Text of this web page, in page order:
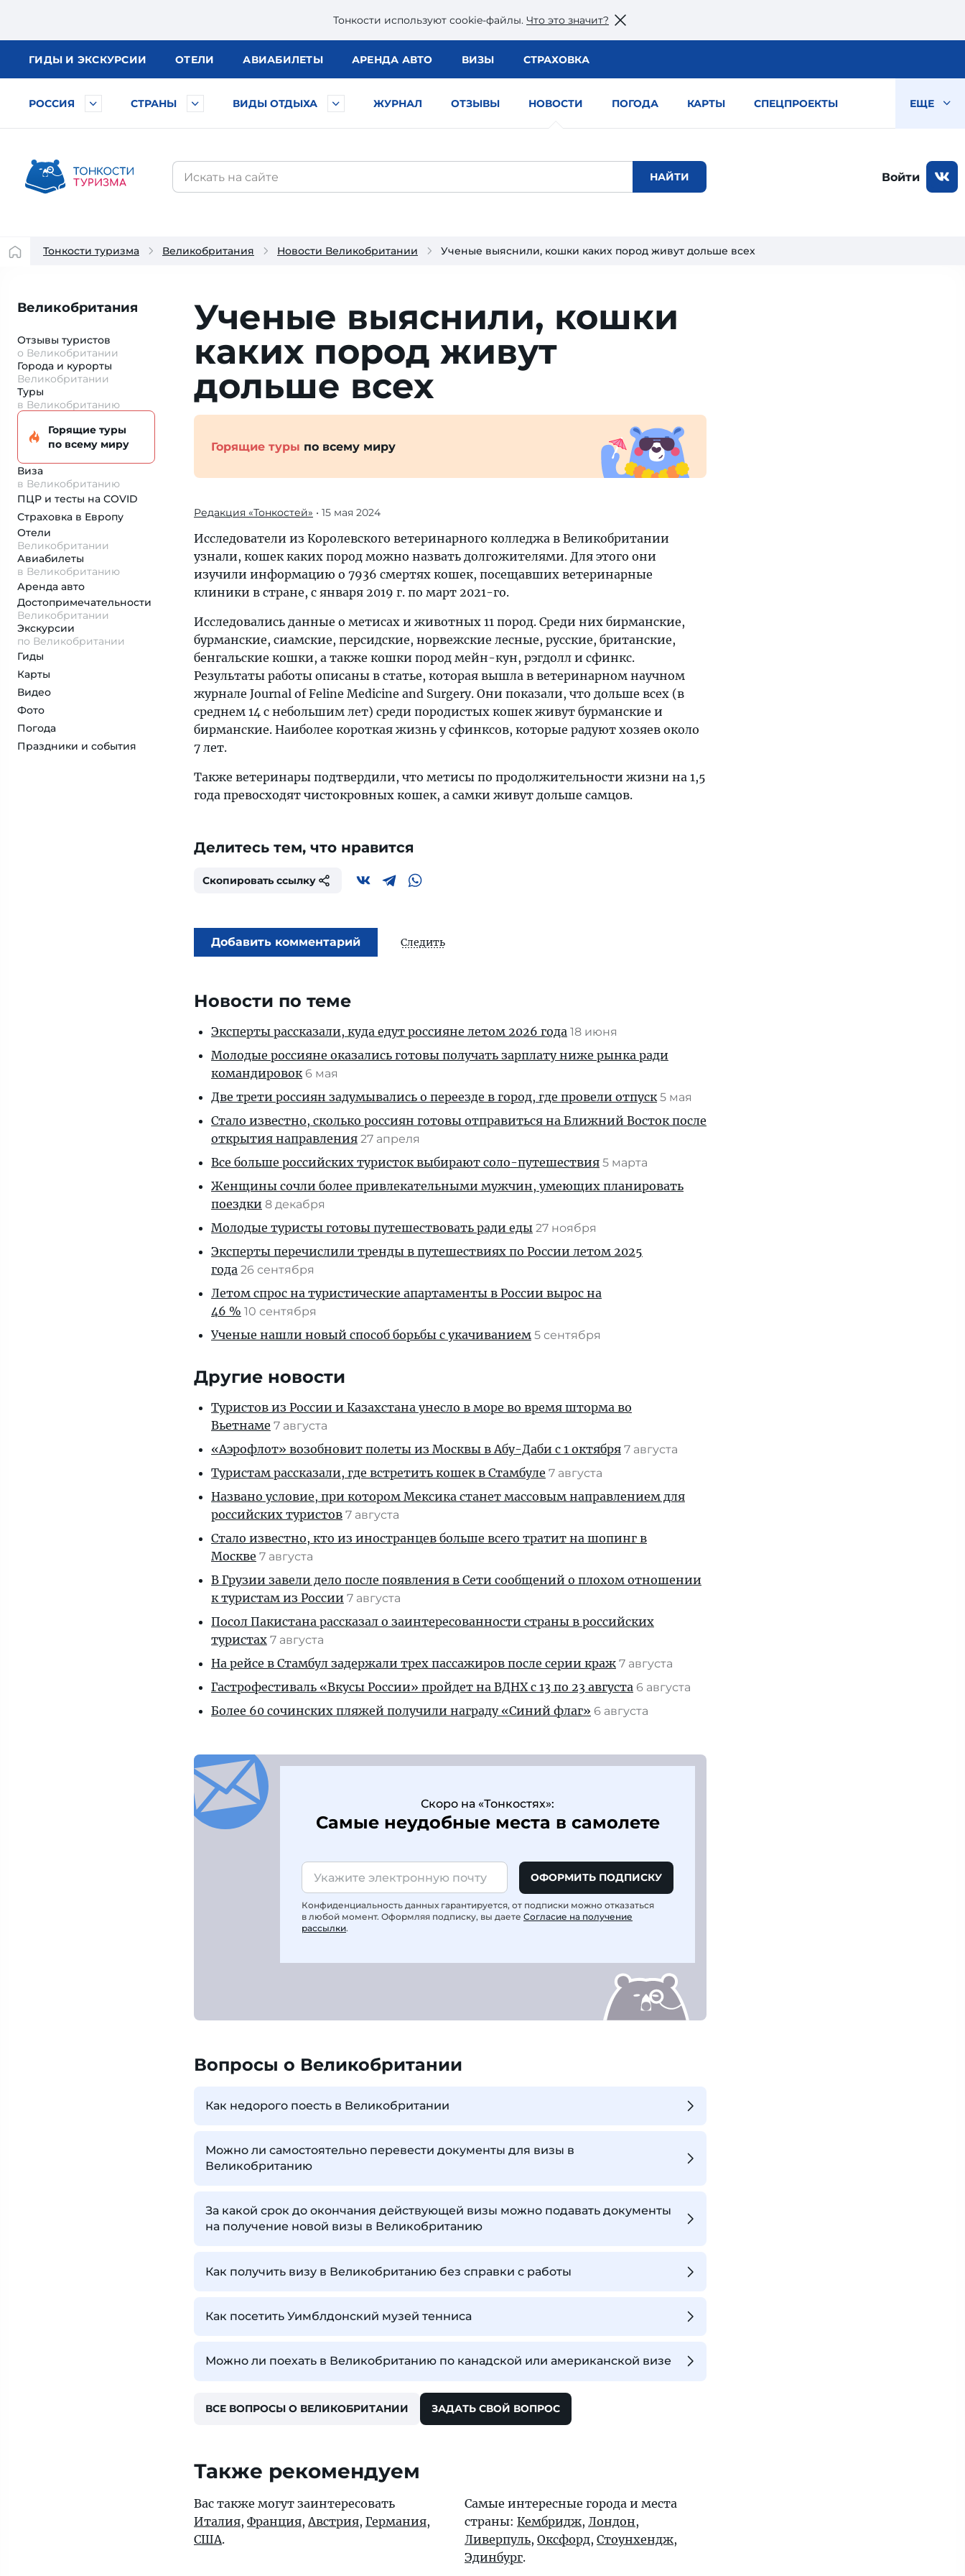
Тонкости используют сookie-файлы. Что это значит?
ГИДЫ И ЭКСКУРСИИ ОТЕЛИ АВИАБИЛЕТЫ АРЕНДА АВТО ВИЗЫ СТРАХОВКА
РОССИЯ СТРАНЫ ВИДЫ ОТДЫХА ЖУРНАЛ ОТЗЫВЫ НОВОСТИ ПОГОДА КАРТЫ СПЕЦПРОЕКТЫ ЕЩЕ
Войти
Тонкости туризма Великобритания Новости Великобритании Ученые выяснили, кошки каких пород живут дольше всех
Великобритания
Отзывы туристов
о Великобритании
Города и курорты
Великобритании
Туры
в Великобританию
Горящие туры
по всему миру
Виза
в Великобританию
ПЦР и тесты на COVID
Страховка в Европу
Отели
Великобритании
Авиабилеты
в Великобританию
Аренда авто
Достопримеча­тельности
Великобритании
Экскурсии
по Великобритании
Гиды
Карты
Видео
Фото
Погода
Праздники и события
Ученые выяснили, кошки
каких пород живут
дольше всех
Горящие туры по всему миру
Редакция «Тонкостей» • 15 мая 2024
Исследователи из Королевского ветеринарного колледжа в Великобритании
узнали, кошек каких пород можно назвать долгожителями. Для этого они
изучили информацию о 7936 смертях кошек, посещавших ветеринарные
клиники в стране, с января 2019 г. по март 2021-го.
Исследовались данные о метисах и животных 11 пород. Среди них бирманские,
бурманские, сиамские, персидские, норвежские лесные, русские, британские,
бенгальские кошки, а также кошки пород мейн-кун, рэгдолл и сфинкс.
Результаты работы описаны в статье, которая вышла в ветеринарном научном
журнале Journal of Feline Medicine and Surgery. Они показали, что дольше всех (в
среднем 14 с небольшим лет) среди породистых кошек живут бурманские и
бирманские. Наиболее короткая жизнь у сфинксов, которые радуют хозяев около
7 лет.
Также ветеринары подтвердили, что метисы по продолжительности жизни на 1,5
года превосходят чистокровных кошек, а самки живут дольше самцов.
Делитесь тем, что нравится
Скопировать ссылку
Добавить комментарий Следить
Новости по теме
Эксперты рассказали, куда едут россияне летом 2026 года 18 июня
Молодые россияне оказались готовы получать зарплату ниже рынка ради
командировок 6 мая
Две трети россиян задумывались о переезде в город, где провели отпуск 5 мая
Стало известно, сколько россиян готовы отправиться на Ближний Восток после
открытия направления 27 апреля
Все больше российских туристок выбирают соло-путешествия 5 марта
Женщины сочли более привлекательными мужчин, умеющих планировать
поездки 8 декабря
Молодые туристы готовы путешествовать ради еды 27 ноября
Эксперты перечислили тренды в путешествиях по России летом 2025
года 26 сентября
Летом спрос на туристические апартаменты в России вырос на
46 % 10 сентября
Ученые нашли новый способ борьбы с укачиванием 5 сентября
Другие новости
Туристов из России и Казахстана унесло в море во время шторма во
Вьетнаме 7 августа
«Аэрофлот» возобновит полеты из Москвы в Абу-Даби с 1 октября 7 августа
Туристам рассказали, где встретить кошек в Стамбуле 7 августа
Названо условие, при котором Мексика станет массовым направлением для
российских туристов 7 августа
Стало известно, кто из иностранцев больше всего тратит на шопинг в
Москве 7 августа
В Грузии завели дело после появления в Сети сообщений о плохом отношении
к туристам из России 7 августа
Посол Пакистана рассказал о заинтересованности страны в российских
туристах 7 августа
На рейсе в Стамбул задержали трех пассажиров после серии краж 7 августа
Гастрофестиваль «Вкусы России» пройдет на ВДНХ с 13 по 23 августа 6 августа
Более 60 сочинских пляжей получили награду «Синий флаг» 6 августа
Скоро на «Тонкостях»:
Самые неудобные места в самолете
ОФОРМИТЬ ПОДПИСКУ
Конфиденциальность данных гарантируется, от подписки можно отказаться
в любой момент. Оформляя подписку, вы даете Согласие на получение
рассылки.
Вопросы о Великобритании
Как недорого поесть в Великобритании
Можно ли самостоятельно перевести документы для визы в
Великобританию
За какой срок до окончания действующей визы можно подавать документы
на получение новой визы в Великобританию
Как получить визу в Великобританию без справки с работы
Как посетить Уимблдонский музей тенниса
Можно ли поехать в Великобританию по канадской или американской визе
ВСЕ ВОПРОСЫ О ВЕЛИКОБРИТАНИИ ЗАДАТЬ СВОЙ ВОПРОС
Также рекомендуем
Вас также могут заинтересовать
Италия, Франция, Австрия, Германия,
США.
Самые интересные города и места
страны: Кембридж, Лондон,
Ливерпуль, Оксфорд, Стоунхендж,
Эдинбург.